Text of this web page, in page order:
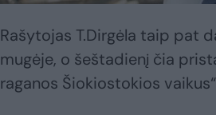
Rašytojas T.Dirgėla taip pat
mugėje, o šeštadienį čia
raganos Šiokiostokios